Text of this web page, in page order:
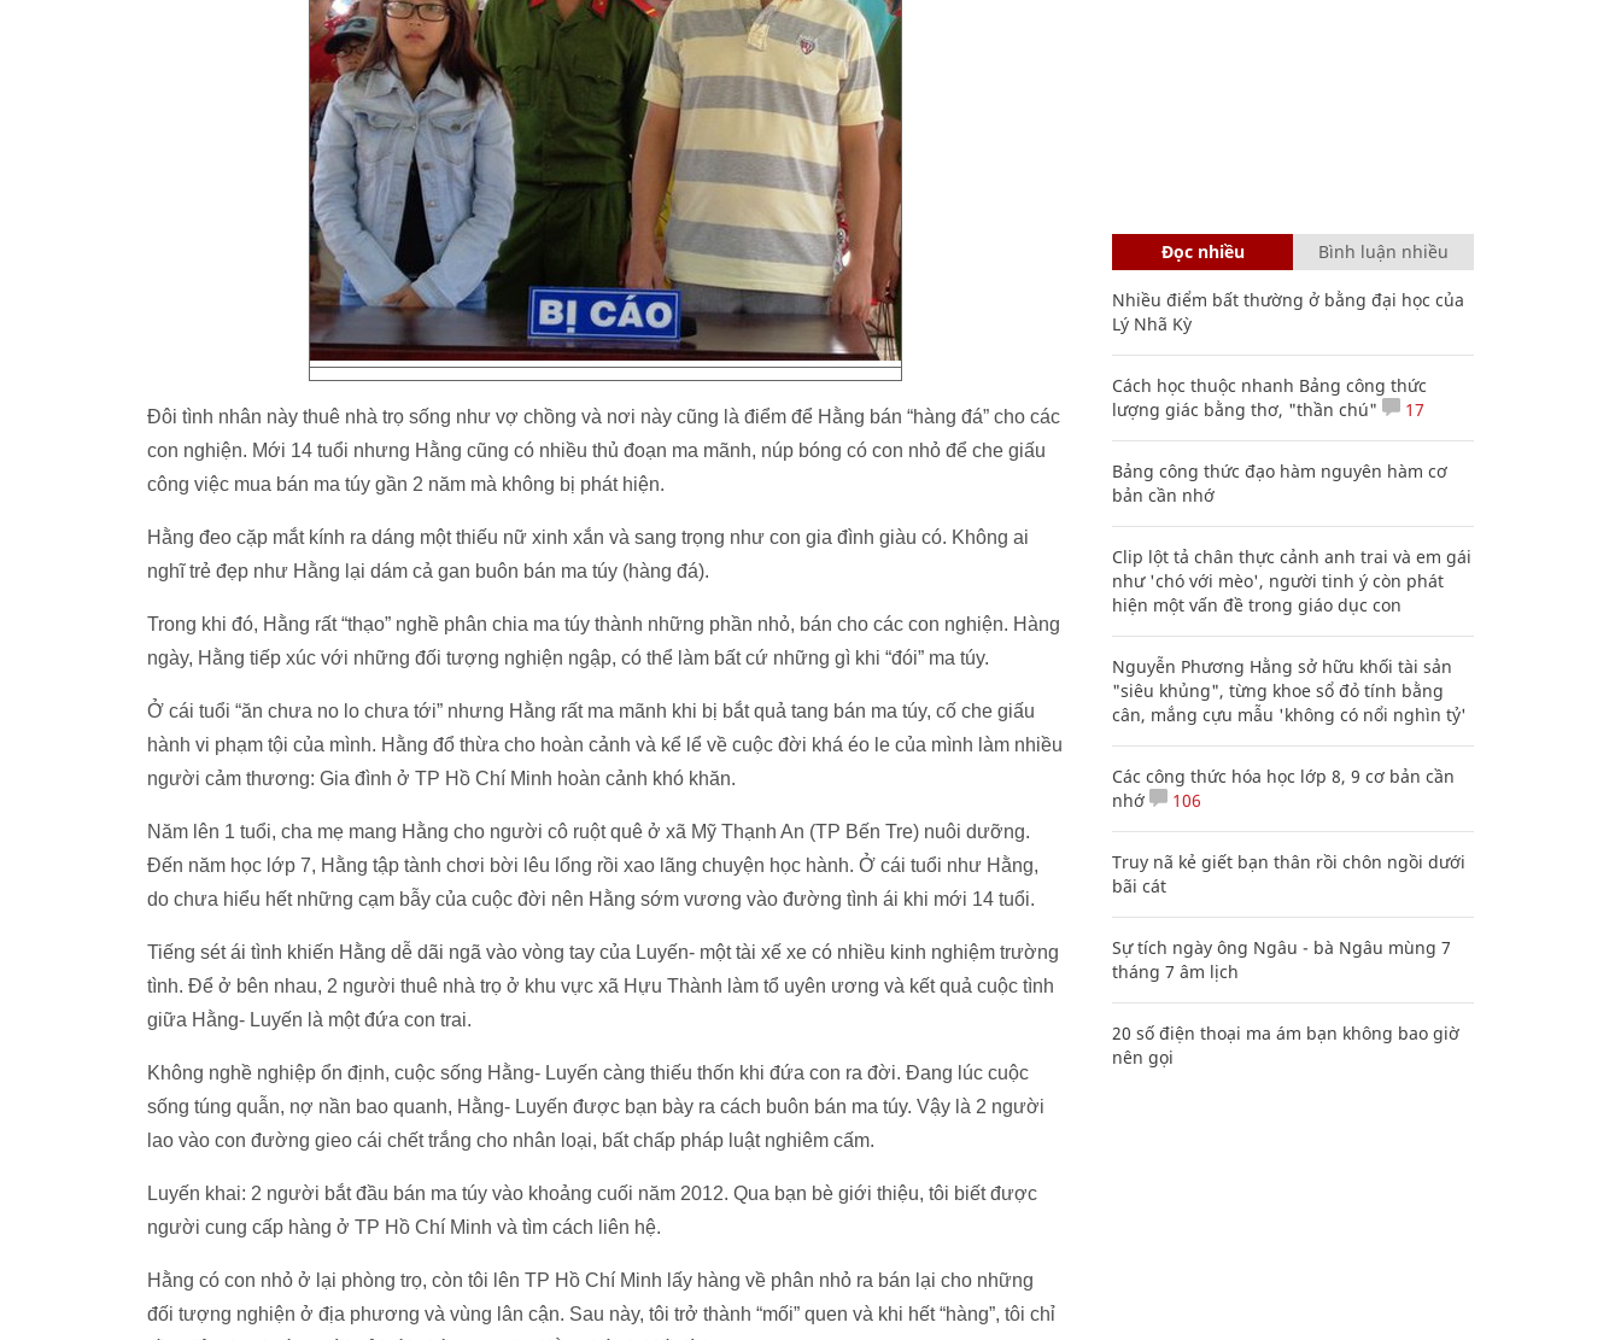
Đôi tình nhân này thuê nhà trọ sống như vợ chồng và nơi này cũng là điểm để Hằng bán “hàng đá” cho các
con nghiện. Mới 14 tuổi nhưng Hằng cũng có nhiều thủ đoạn ma mãnh, núp bóng có con nhỏ để che giấu
công việc mua bán ma túy gần 2 năm mà không bị phát hiện.
Hằng đeo cặp mắt kính ra dáng một thiếu nữ xinh xắn và sang trọng như con gia đình giàu có. Không ai
nghĩ trẻ đẹp như Hằng lại dám cả gan buôn bán ma túy (hàng đá).
Trong khi đó, Hằng rất “thạo” nghề phân chia ma túy thành những phần nhỏ, bán cho các con nghiện. Hàng
ngày, Hằng tiếp xúc với những đối tượng nghiện ngập, có thể làm bất cứ những gì khi “đói” ma túy.
Ở cái tuổi “ăn chưa no lo chưa tới” nhưng Hằng rất ma mãnh khi bị bắt quả tang bán ma túy, cố che giấu
hành vi phạm tội của mình. Hằng đổ thừa cho hoàn cảnh và kể lể về cuộc đời khá éo le của mình làm nhiều
người cảm thương: Gia đình ở TP Hồ Chí Minh hoàn cảnh khó khăn.
Năm lên 1 tuổi, cha mẹ mang Hằng cho người cô ruột quê ở xã Mỹ Thạnh An (TP Bến Tre) nuôi dưỡng.
Đến năm học lớp 7, Hằng tập tành chơi bời lêu lổng rồi xao lãng chuyện học hành. Ở cái tuổi như Hằng,
do chưa hiểu hết những cạm bẫy của cuộc đời nên Hằng sớm vương vào đường tình ái khi mới 14 tuổi.
Tiếng sét ái tình khiến Hằng dễ dãi ngã vào vòng tay của Luyến- một tài xế xe có nhiều kinh nghiệm trường
tình. Để ở bên nhau, 2 người thuê nhà trọ ở khu vực xã Hựu Thành làm tổ uyên ương và kết quả cuộc tình
giữa Hằng- Luyến là một đứa con trai.
Không nghề nghiệp ổn định, cuộc sống Hằng- Luyến càng thiếu thốn khi đứa con ra đời. Đang lúc cuộc
sống túng quẫn, nợ nần bao quanh, Hằng- Luyến được bạn bày ra cách buôn bán ma túy. Vậy là 2 người
lao vào con đường gieo cái chết trắng cho nhân loại, bất chấp pháp luật nghiêm cấm.
Luyến khai: 2 người bắt đầu bán ma túy vào khoảng cuối năm 2012. Qua bạn bè giới thiệu, tôi biết được
người cung cấp hàng ở TP Hồ Chí Minh và tìm cách liên hệ.
Hằng có con nhỏ ở lại phòng trọ, còn tôi lên TP Hồ Chí Minh lấy hàng về phân nhỏ ra bán lại cho những
đối tượng nghiện ở địa phương và vùng lân cận. Sau này, tôi trở thành “mối” quen và khi hết “hàng”, tôi chỉ
Đọc nhiều Bình luận nhiều
Nhiều điểm bất thường ở bằng đại học của
Lý Nhã Kỳ
Cách học thuộc nhanh Bảng công thức
lượng giác bằng thơ, "thần chú"
17
Bảng công thức đạo hàm nguyên hàm cơ
bản cần nhớ
Clip lột tả chân thực cảnh anh trai và em gái
như 'chó với mèo', người tinh ý còn phát
hiện một vấn đề trong giáo dục con
Nguyễn Phương Hằng sở hữu khối tài sản
"siêu khủng", từng khoe sổ đỏ tính bằng
cân, mắng cựu mẫu 'không có nổi nghìn tỷ'
Các công thức hóa học lớp 8, 9 cơ bản cần
nhớ
106
Truy nã kẻ giết bạn thân rồi chôn ngồi dưới
bãi cát
Sự tích ngày ông Ngâu - bà Ngâu mùng 7
tháng 7 âm lịch
20 số điện thoại ma ám bạn không bao giờ
nên gọi